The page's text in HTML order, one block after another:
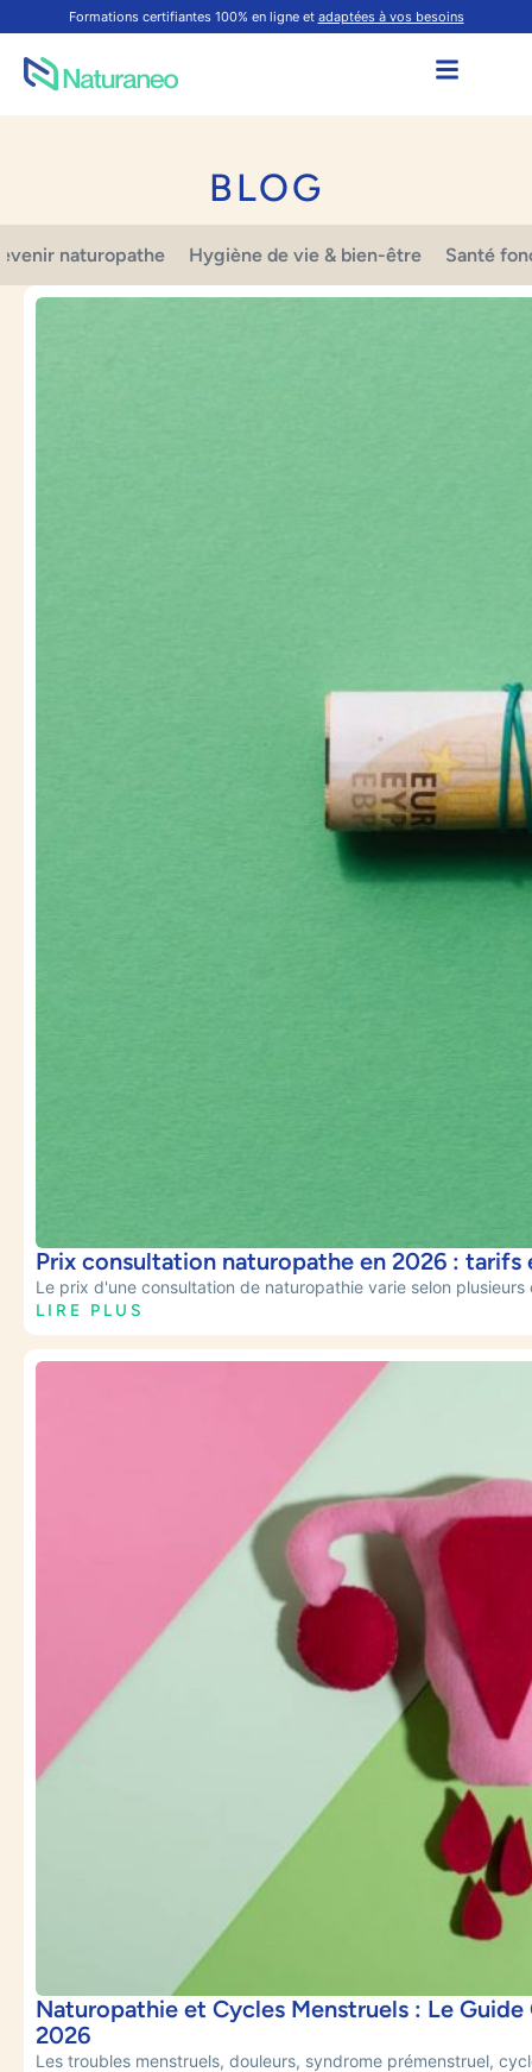
Formations certifiantes 100% en ligne et adaptées à vos besoins
BLOG
naturopathe Hygiène de vie & bien-être Santé
Prix consultation naturopathe en 2026 : tarifs
Le prix d'une consultation de naturopathie varie selon
LIRE PLUS
Naturopathie et Cycles Menstruels : Le
2026
Les troubles menstruels, douleurs, syndrome prémenstruel,